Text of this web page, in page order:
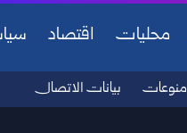
محليات اقتصاد
منوعات بيانات الاتصال